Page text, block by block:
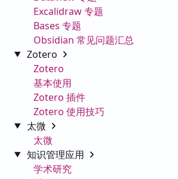
Excalidraw 专题
Bases 专题
Obsidian 常见问题汇总
Zotero
Zotero
基本使用
Zotero 插件
Zotero 使用技巧
太微
太微
知识管理应用
学术研究